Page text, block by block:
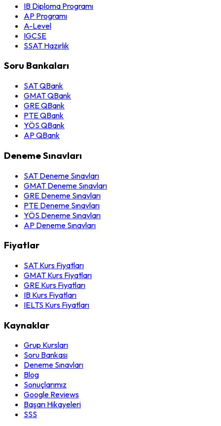
IB Diploma Programı
AP Programı
A-Level
IGCSE
SSAT Hazırlık
Soru Bankaları
SAT QBank
GMAT QBank
GRE QBank
PTE QBank
YÖS QBank
AP QBank
Deneme Sınavları
SAT Deneme Sınavları
GMAT Deneme Sınavları
GRE Deneme Sınavları
PTE Deneme Sınavları
YÖS Deneme Sınavları
AP Deneme Sınavları
Fiyatlar
SAT Kurs Fiyatları
GMAT Kurs Fiyatları
GRE Kurs Fiyatları
IB Kurs Fiyatları
IELTS Kurs Fiyatları
Kaynaklar
Grup Kursları
Soru Bankası
Deneme Sınavları
Blog
Sonuçlarımız
Google Reviews
Başarı Hikayeleri
SSS